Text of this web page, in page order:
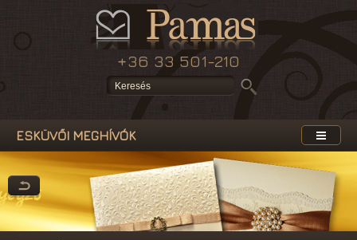
+36 33 501-210
ESKÜVŐI MEGHÍVÓK